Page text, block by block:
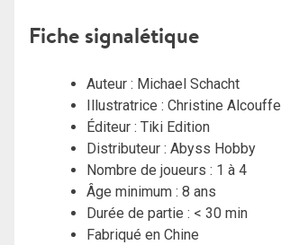
Fiche signalétique
Auteur : Michael Schacht
Illustratrice : Christine Alcouffe
Éditeur : Tiki Edition
Distributeur : Abyss Hobby
Nombre de joueurs : 1 à 4
Âge minimum : 8 ans
Durée de partie : < 30 min
Fabriqué en Chine